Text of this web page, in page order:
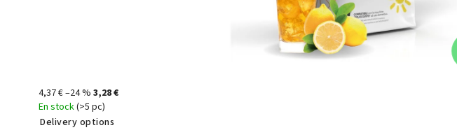
4,37 €–24 % 3,28 €
En stock(>5 pc)
Delivery options